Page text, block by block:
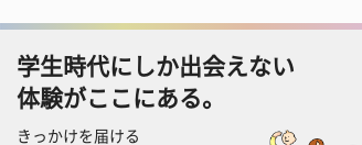
学生時代にしか出会えない
体験がここにある。
きっかけを届ける